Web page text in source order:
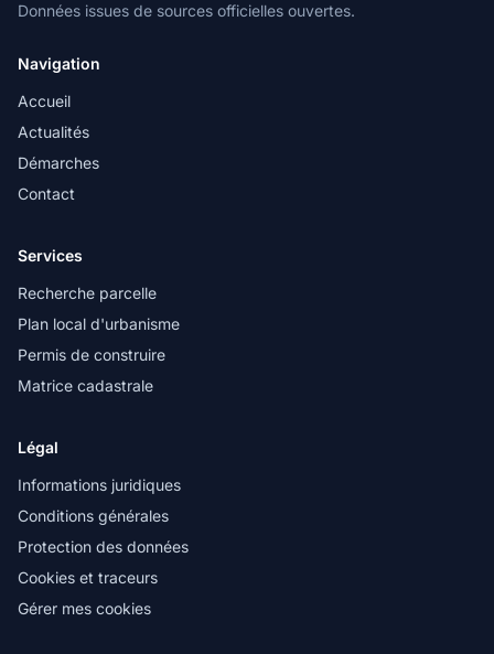
Données issues de sources officielles ouvertes.
Navigation
Accueil
Actualités
Démarches
Contact
Services
Recherche parcelle
Plan local d'urbanisme
Permis de construire
Matrice cadastrale
Légal
Informations juridiques
Conditions générales
Protection des données
Cookies et traceurs
Gérer mes cookies